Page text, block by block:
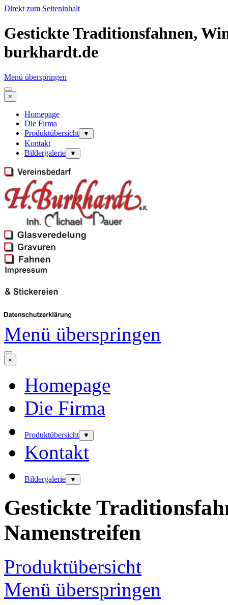
Direkt zum Seiteninhalt
Gestickte Traditionsfahnen,
burkhardt.de
Menü überspringen
×
Homepage
Die Firma
Produktübersicht
▼
Kontakt
Bildergalerie
▼
Menü überspringen
×
Homepage
Die Firma
Produktübersicht ▼
Kontakt
Bildergalerie ▼
Gestickte
Namenstreifen
Produktübersicht
Menü überspringen